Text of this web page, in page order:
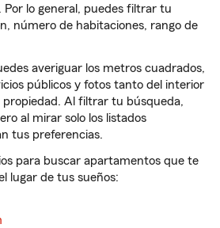
lo general, puedes filtrar tu
número de habitaciones, rango de
averiguar los metros cuadrados,
públicos y fotos tanto del interior
propiedad. Al filtrar tu búsqueda,
al mirar solo los listados
tus preferencias.
para buscar apartamentos que te
lugar de tus sueños: